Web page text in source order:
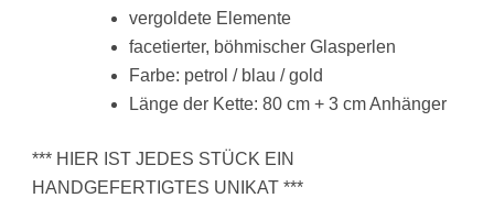
vergoldete Elemente
facetierter, böhmischer Glasperlen
Farbe: petrol / blau / gold
Länge der Kette: 80 cm + 3 cm Anhänger
*** HIER IST JEDES STÜCK EIN
HANDGEFERTIGTES UNIKAT ***